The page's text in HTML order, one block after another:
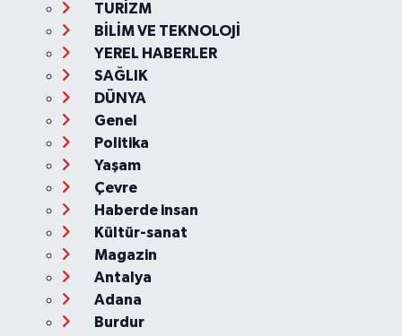
TURİZM
BİLİM VE TEKNOLOJİ
YEREL HABERLER
SAĞLIK
DÜNYA
Genel
Politika
Yaşam
Çevre
Haberde insan
Kültür-sanat
Magazin
Antalya
Adana
Burdur